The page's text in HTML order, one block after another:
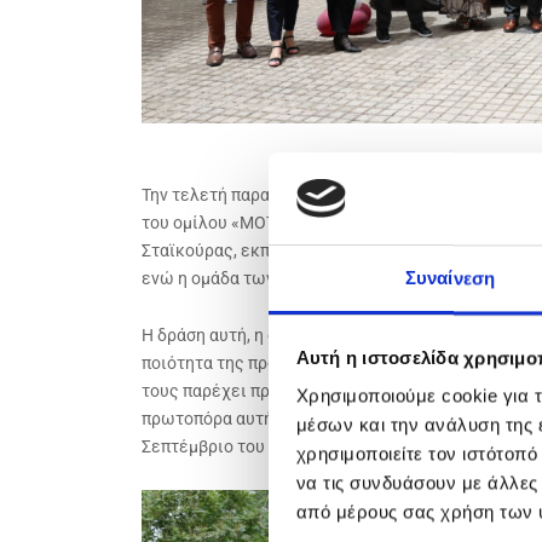
Συναίνεση
Αυτή η ιστοσελίδα
Χρησιμοποιούμε cookie για
μέσων και την ανάλυση της
χρησιμοποιείτε τον
να τις συνδυάσουν με
από μέρους σας χρήση των
Την τελετή παραλαβής τίμησαν με την παρουσία
του ομίλου «ΜΟΤΟΔΥΝΑΜΙΚΗ», ο Υπουργός
Σταϊκούρας, εκπρόσωποι των ΜΜΕ και πλήθος
ενώ η ομάδα των εθελοντών φοιτητών και
Η δράση αυτή, η οποία εντάσσεται στο πρόγραμμα
ποιότητα της προσφερόμενης εκπαίδευσης στις
τους παρέχει πρόσβαση ισότιμης φοίτησης στο
πρωτοπόρα αυτή ενέργεια θα ξεκινήσει να
Σεπτέμβριο του 2024.